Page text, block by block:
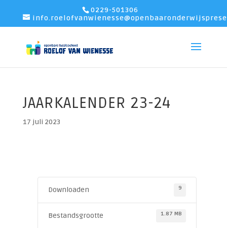
0229-501306
JAARKALENDER 23-24
17 juli 2023
Downloaden 9
Bestandsgrootte 1.87 MB